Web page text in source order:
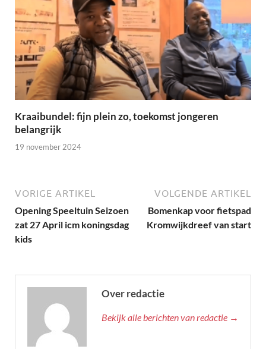
Kraaibundel: fijn plein zo, toekomst jongeren
belangrijk
19 november 2024
VORIGE ARTIKEL
Opening Speeltuin Seizoen
zat 27 April icm koningsdag
kids
VOLGENDE ARTIKEL
Bomenkap voor fietspad
Kromwijkdreef van start
Over redactie
Bekijk alle berichten van redactie →